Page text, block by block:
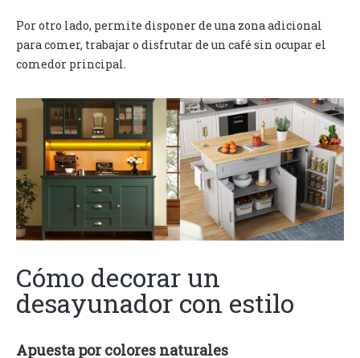
Por otro lado, permite disponer de una zona adicional
para comer, trabajar o disfrutar de un café sin ocupar el
comedor principal.
Cómo decorar un
desayunador con estilo
Apuesta por colores naturales